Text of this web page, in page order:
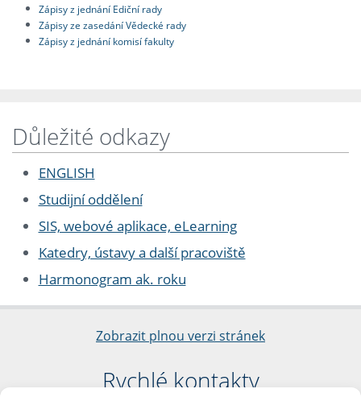
Zápisy z jednání Ediční rady
Zápisy ze zasedání Vědecké rady
Zápisy z jednání komisí fakulty
Důležité odkazy
ENGLISH
Studijní oddělení
SIS, webové aplikace, eLearning
Katedry, ústavy a další pracoviště
Harmonogram ak. roku
Zobrazit plnou verzi stránek
Rychlé kontakty